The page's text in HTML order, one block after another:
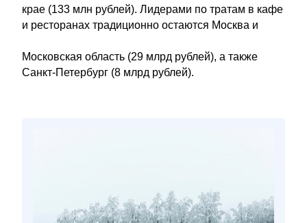
крае (133 млн рублей). Лидерами по тратам в кафе
и ресторанах традиционно остаются Москва и
Московская область (29 млрд рублей), а также
Санкт-Петербург (8 млрд рублей).